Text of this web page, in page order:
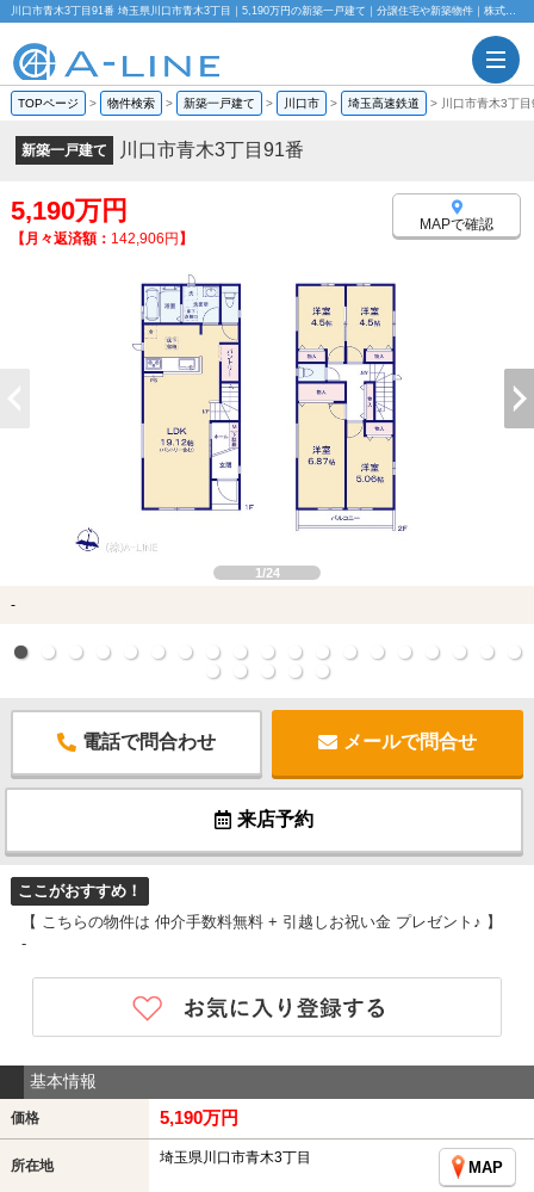
川口市青木3丁目91番 埼玉県川口市青木3丁目｜5,190万円の新築一戸建て｜分譲住宅や新築物件｜株式会社A-LINE
TOPページ > 物件検索 > 新築一戸建て > 川口市 > 埼玉高速鉄道 > 川口市青木3丁
新築一戸建て 川口市青木3丁目91番
5,190万円
【月々返済額： 142,906円】
MAPで確認
1/24
-
電話で問合わせ メールで問合せ
来店予約
ここがおすすめ！
【 こちらの物件は 仲介手数料無料 + 引越しお祝い金 プレゼント♪ 】
-
基本情報
価格 5,190万円
所在地 埼玉県川口市青木3丁目
MAP